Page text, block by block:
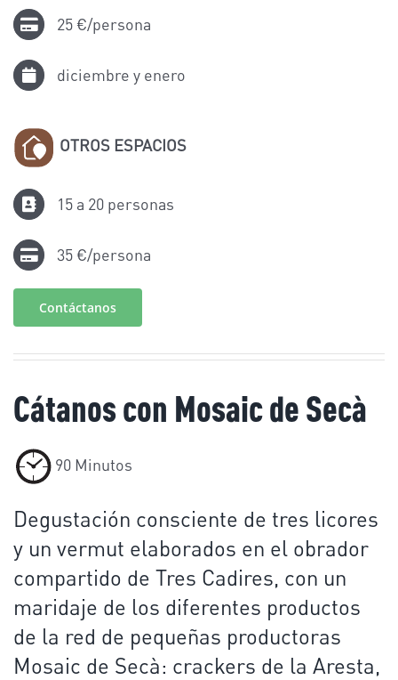
25 €/persona
diciembre y enero
OTROS ESPACIOS
15 a 20 personas
35 €/persona
Contáctanos
Cátanos con Mosaic de Secà
90 Minutos
Degustación consciente de tres licores
y un vermut elaborados en el obrador
compartido de Tres Cadires, con un
maridaje de los diferentes productos
de la red de pequeñas productoras
Mosaic de Secà: crackers de la Aresta,